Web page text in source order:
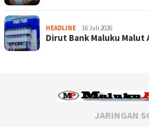
HEADLINE 16 Juli 2026
Dirut Bank Maluku Malut
JARINGAN